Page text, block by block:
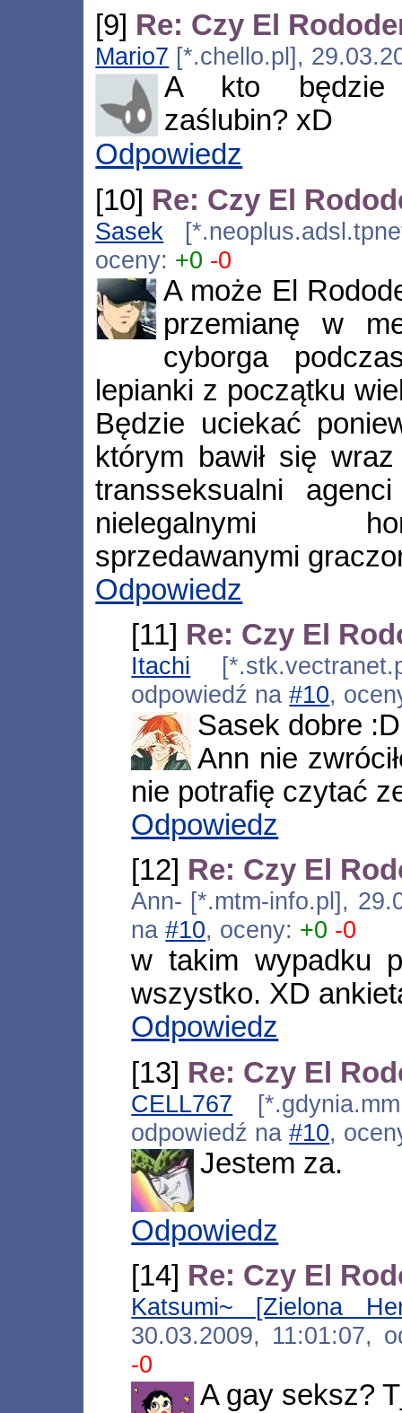
[9] Re: Czy El
Mario7 [*.chello.pl],
A kto będzie
zaślubin? xD
Odpowiedz
[10] Re: Czy El
Sasek
oceny: +0 -0
A może El
przemianę w
cyborga
lepianki z początku
Będzie uciekać
którym bawił się
transseksualni
nielegalnymi
sprzedawanymi
Odpowiedz
[11] Re: Czy El
Itachi
odpowiedź na#10,
Sasek dobre :D
Ann nie
nie potrafię czytać
Odpowiedz
[12] Re: Czy El
Ann- [*.mtm-info.pl],
na#10, oceny: +0 -0
w takim wypadku
wszystko. XD
Odpowiedz
[13] Re: Czy El
CELL767
odpowiedź na#10,
Jestem za.
Odpowiedz
[14] Re: Czy El
Katsumi~ [Zielona
30.03.2009, 11:01:07,
-0
A gay seksz?